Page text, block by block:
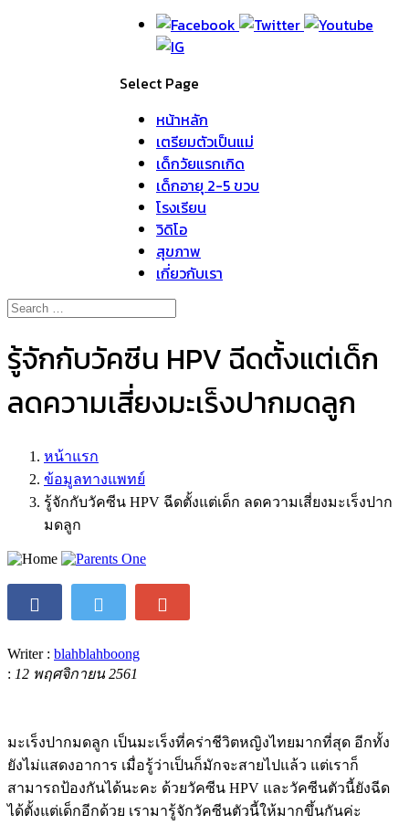
Select Page
หน้าหลัก
เตรียมตัวเป็นแม่
เด็กวัยแรกเกิด
เด็กอายุ 2-5 ขวบ
โรงเรียน
วิดิโอ
สุขภาพ
เกี่ยวกับเรา
รู้จักกับวัคซีน HPV ฉีดตั้งแต่เด็ก
ลดความเสี่ยงมะเร็งปากมดลูก
หน้าแรก
ข้อมูลทางแพทย์
รู้จักกับวัคซีน HPV ฉีดตั้งแต่เด็ก ลดความเสี่ยงมะเร็งปาก
มดลูก
Writer : blahblahboong
: 12 พฤศจิกายน 2561
มะเร็งปากมดลูก เป็นมะเร็งที่คร่าชีวิตหญิงไทยมากที่สุด อีกทั้ง
ยังไม่แสดงอาการ เมื่อรู้ว่าเป็นก็มักจะสายไปแล้ว แต่เราก็
สามารถป้องกันได้นะคะ ด้วยวัคซีน HPV และวัคซีนตัวนี้ยังฉีด
ได้ตั้งแต่เด็กอีกด้วย เรามารู้จักวัคซีนตัวนี้ให้มากขึ้นกันค่ะ